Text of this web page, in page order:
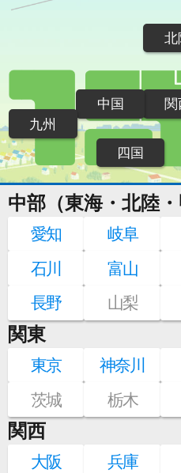
北
関
中国
四国
九州
中部（東海・北陸・
愛知 岐阜
石川
富山
長野
山梨
関東
東京 神奈川
茨城
栃木
関西
大阪 兵庫